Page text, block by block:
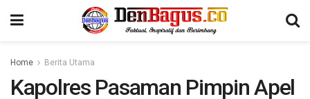
Home Berita Utama
Kapolres Pasaman Pimpin Apel